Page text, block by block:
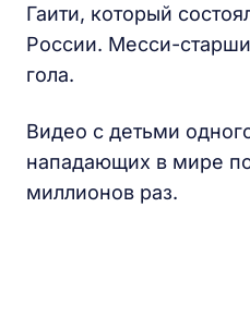
Гаити, который
России. Месси-
гола.
Видео с детьми
нападающих в мире
миллионов раз.